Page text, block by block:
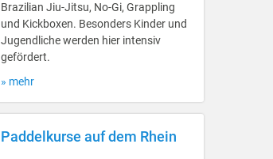
Brazilian Jiu-Jitsu, No-Gi, Grappling
und Kickboxen. Besonders Kinder und
Jugendliche werden hier intensiv
gefördert.
» mehr
Paddelkurse auf dem Rhein